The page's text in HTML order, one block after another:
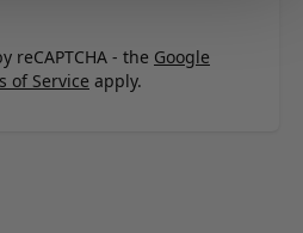
reCAPTCHA - the Google
of Service apply.